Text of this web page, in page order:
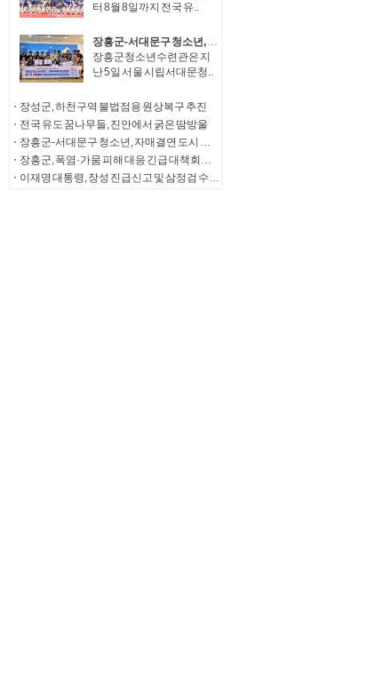
터 8월 8일까지 전국 유..
장흥군-서대문구 청소년, 자매결연 도시 우정 잇다
장흥군청소년수련관은 지
난 5일 서울 시립서대문청..
장성군, 하천구역 불법점용 원상복구 추진
전국 유도 꿈나무들, 진안에서 굵은 땀방울
장흥군-서대문구 청소년, 자매결연 도시 우정 잇다
장흥군, 폭염·가뭄 피해 대응 긴급 대책회의 개최
이재명 대통령, 장성 진급신고 및 삼정검 수치수여